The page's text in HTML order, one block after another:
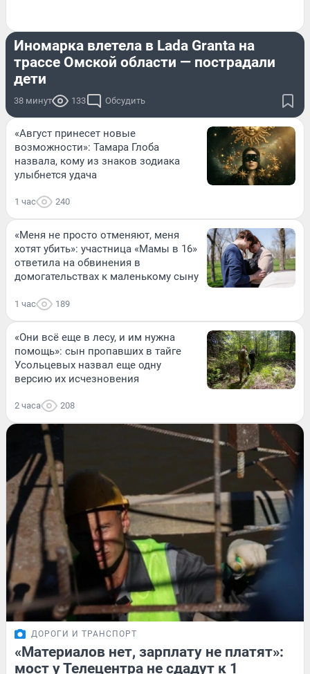
Иномарка влетела в Lada Granta на
трассе Омской области — пострадали
дети
38 минут 133 Обсудить
«Август принесет новые
возможности»: Тамара Глоба
назвала, кому из знаков зодиака
улыбнется удача
1 час 240
«Меня не просто отменяют, меня
хотят убить»: участница «Мамы в 16»
ответила на обвинения в
домогательствах к маленькому сыну
1 час 189
«Они всё еще в лесу, и им нужна
помощь»: сын пропавших в тайге
Усольцевых назвал еще одну
версию их исчезновения
2 часа 208
ДОРОГИ И ТРАНСПОРТ
«Материалов нет, зарплату не платят»:
мост у Телецентра не сдадут к 1